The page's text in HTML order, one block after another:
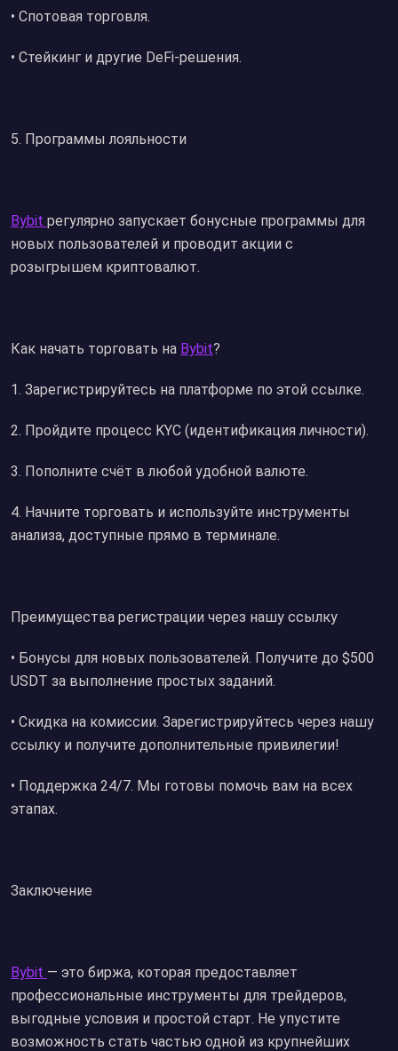
• Спотовая торговля.
• Стейкинг и другие DeFi-решения.
5.⁠ ⁠Программы лояльности
Bybit регулярно запускает бонусные программы для
новых пользователей и проводит акции с
розыгрышем криптовалют.
Как начать торговать на Bybit?
1. Зарегистрируйтесь на платформе по этой ссылке.
2. Пройдите процесс KYC (идентификация личности).
3. Пополните счёт в любой удобной валюте.
4. Начните торговать и используйте инструменты
анализа, доступные прямо в терминале.
Преимущества регистрации через нашу ссылку
• Бонусы для новых пользователей. Получите до $500
USDT за выполнение простых заданий.
• Скидка на комиссии. Зарегистрируйтесь через нашу
ссылку и получите дополнительные привилегии!
• Поддержка 24/7. Мы готовы помочь вам на всех
этапах.
Заключение
Bybit — это биржа, которая предоставляет
профессиональные инструменты для трейдеров,
выгодные условия и простой старт. Не упустите
возможность стать частью одной из крупнейших